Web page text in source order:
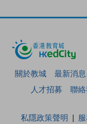
關於教城 最新消息
人才招募
聯
私隱政策聲明